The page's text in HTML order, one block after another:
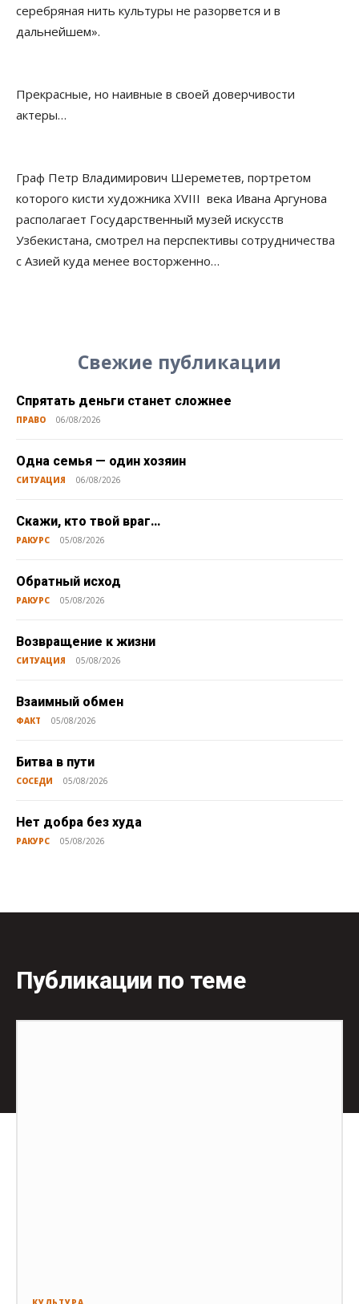
серебряная нить культуры не разорвется и в
дальнейшем».
Прекрасные, но наивные в своей доверчивости
актеры…
Граф Петр Владимирович Шереметев, портретом
которого кисти художника ХVIII века Ивана Аргунова
располагает Государственный музей искусств
Узбекистана, смотрел на перспективы сотрудничества
с Азией куда менее восторженно…
Свежие публикации
Спрятать деньги станет сложнее
ПРАВО 06/08/2026
Одна семья — один хозяин
СИТУАЦИЯ 06/08/2026
Скажи, кто твой враг…
РАКУРС 05/08/2026
Обратный исход
РАКУРС 05/08/2026
Возвращение к жизни
СИТУАЦИЯ 05/08/2026
Взаимный обмен
ФАКТ 05/08/2026
Битва в пути
СОСЕДИ 05/08/2026
Нет добра без худа
РАКУРС 05/08/2026
Публикации по теме